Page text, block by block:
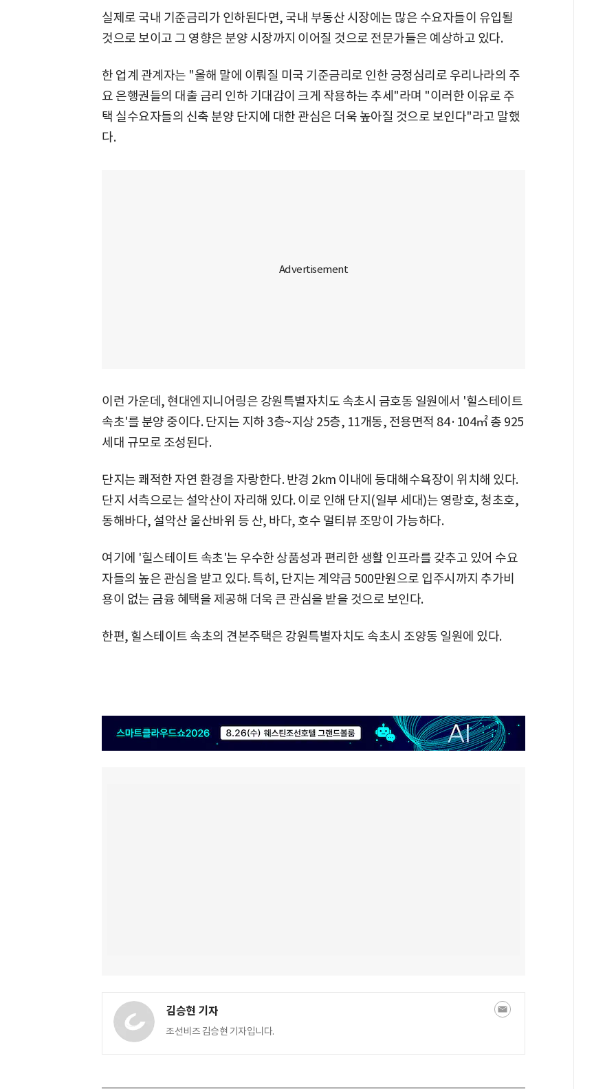
실제로 국내 기준금리가 인하된다면, 국내 부동산 시장에는 많은 수요자들이 유입될
것으로 보이고 그 영향은 분양 시장까지 이어질 것으로 전문가들은 예상하고 있다.
한 업계 관계자는 "올해 말에 이뤄질 미국 기준금리로 인한 긍정심리로 우리나라의 주
요 은행권들의 대출 금리 인하 기대감이 크게 작용하는 추세"라며 "이러한 이유로 주
택 실수요자들의 신축 분양 단지에 대한 관심은 더욱 높아질 것으로 보인다"라고 말했
다.
이런 가운데, 현대엔지니어링은 강원특별자치도 속초시 금호동 일원에서 '힐스테이트
속초'를 분양 중이다. 단지는 지하 3층~지상 25층, 11개동, 전용면적 84·104㎡ 총 925
세대 규모로 조성된다.
단지는 쾌적한 자연 환경을 자랑한다. 반경 2km 이내에 등대해수욕장이 위치해 있다.
단지 서측으로는 설악산이 자리해 있다. 이로 인해 단지(일부 세대)는 영랑호, 청초호,
동해바다, 설악산 울산바위 등 산, 바다, 호수 멀티뷰 조망이 가능하다.
여기에 '힐스테이트 속초'는 우수한 상품성과 편리한 생활 인프라를 갖추고 있어 수요
자들의 높은 관심을 받고 있다. 특히, 단지는 계약금 500만원으로 입주시까지 추가비
용이 없는 금융 혜택을 제공해 더욱 큰 관심을 받을 것으로 보인다.
한편, 힐스테이트 속초의 견본주택은 강원특별자치도 속초시 조양동 일원에 있다.
김승현 기자
조선비즈 김승현 기자입니다.